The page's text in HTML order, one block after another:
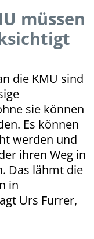
müssen
die KMU sind
sie können
Es können
werden und
ihren Weg in
Das lähmt die
in
Urs Furrer,